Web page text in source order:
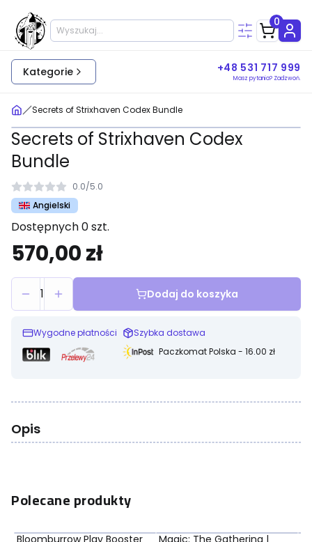
0
Kategorie +48 531 717 999
Masz pytania? Zadzwoń.
Secrets of Strixhaven Codex Bundle
Secrets of Strixhaven Codex
Bundle
0.0/5.0
Angielski
Dostępnych 0 szt.
570,00 zł
1 Dodaj do koszyka
Wygodne płatności
Szybka dostawa
Paczkomat Polska - 16.00 zł
Opis
Polecane produkty
Bloomburrow Play Booster
Magic: The Gathering |